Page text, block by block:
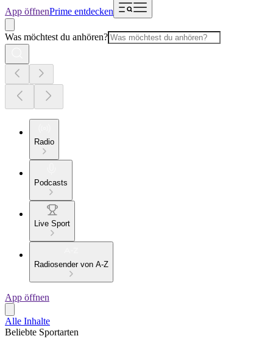
App öffnenPrime entdecken
Was möchtest du anhören?
Radio
Podcasts
Live Sport
Radiosender von A-Z
App öffnen
Alle Inhalte
Beliebte Sportarten